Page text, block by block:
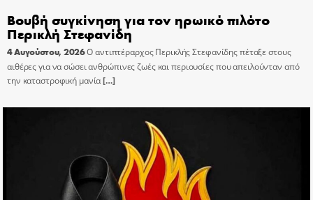
Βουβή συγκίνηση για τον ηρωικό πιλότο
Περικλή Στεφανίδη
4 Αυγούστου, 2026Ο αντιπτέραρχος Περικλής Στεφανίδης πέταξε στους
αιθέρες για να σώσει ανθρώπινες ζωές και περιουσίες που απειλούνταν από
την καταστροφική μανία[…]